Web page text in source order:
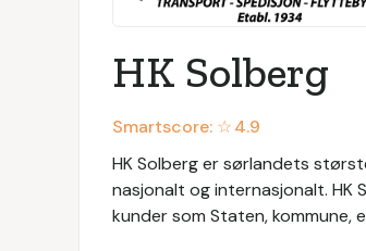
HK Solberg
Smartscore: ☆4.9
HK Solberg er sørlandets
nasjonalt og internasjonalt.
kunder som Staten, kommune,